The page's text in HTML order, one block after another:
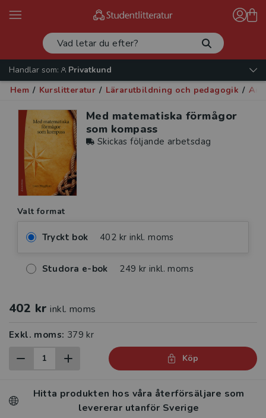
Handlar som:
Privatkund
Hem / Kurslitteratur / Lärarutbildning och pedagogik /
Med matematiska förmågor
som kompass
Skickas följande arbetsdag
Valt format
Tryckt bok 402 kr inkl. moms
Studora e-bok 249 kr inkl. moms
402 kr inkl. moms
Exkl. moms: 379 kr
Köp
Hitta produkten hos våra återförsäljare som
levererar utanför Sverige